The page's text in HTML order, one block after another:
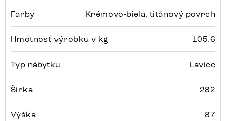
Farby Krémovo-biela, titánový povrch
Hmotnosť výrobku v kg 105.6
Typ nábytku Lavice
Šírka 282
Výška 87